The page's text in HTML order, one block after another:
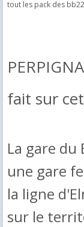
tout les pack des
fait sur
La gare du
une gare
la ligne
sur le